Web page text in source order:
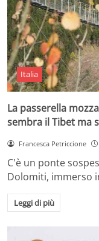
Italia
La passerella
sembra il Tibet ma
Francesca Petriccione
C'è un ponte
Dolomiti, immerso
Leggi di più